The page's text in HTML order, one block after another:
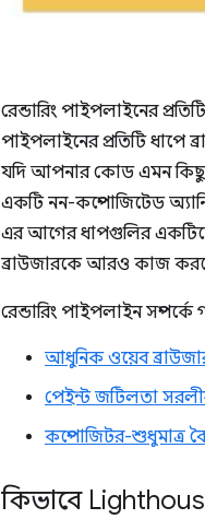
রেন্ডারিং পাইপলাইনের
পাইপলাইনের প্রতিটি
যদি আপনার কোড এমন কিছু
একটি নন-কম্পোজিটেড
এর আগের ধাপগুলির
ব্রাউজারকে আরও কাজ
রেন্ডারিং পাইপলাইন
আধুনিক ওয়েব
পেইন্ট জটিলতা
কম্পোজিটর-শুধুমাত্র
কিভাবে